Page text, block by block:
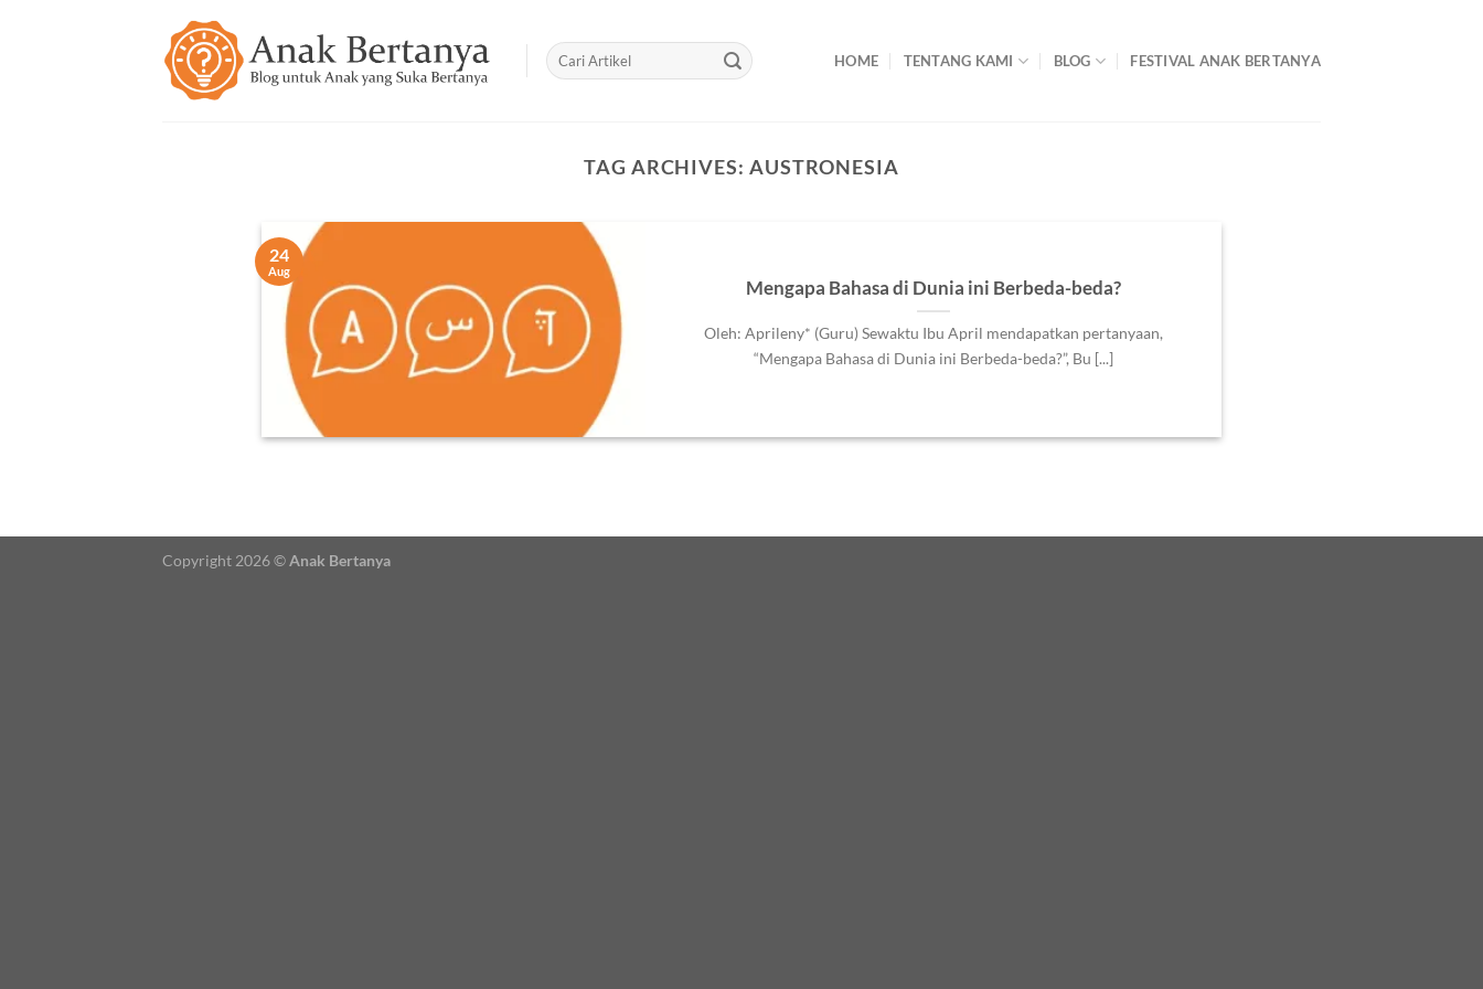
HOME TENTANG KAMI BLOG FESTIVAL ANAK BERTANYA
TAG ARCHIVES: AUSTRONESIA
Mengapa Bahasa di Dunia ini Berbeda-beda?
Oleh: Aprileny* (Guru) Sewaktu Ibu April mendapatkan pertanyaan,
“Mengapa Bahasa di Dunia ini Berbeda-beda?”, Bu [...]
24
Aug
Copyright 2026 ©Anak Bertanya